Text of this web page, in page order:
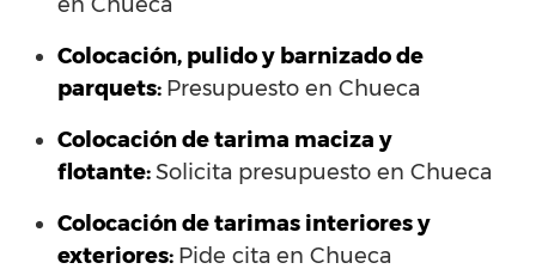
Colocación, pulido y barnizado de
parquets: Presupuesto en Chueca
Colocación de tarima maciza y
flotante:Solicita presupuesto en Chueca
Colocación de tarimas interiores y
exteriores: Pide cita en Chueca